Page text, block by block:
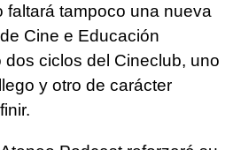
faltará tampoco una nueva
Cine e Educación
ciclos del Cineclub, uno
y otro de carácter